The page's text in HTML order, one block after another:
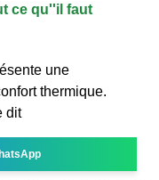
ce qu''il faut
une
thermique.
dit